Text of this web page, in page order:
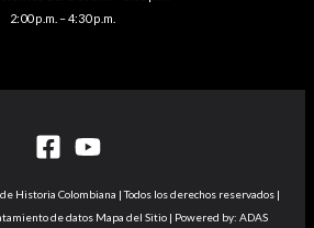
2:00 p.m. – 4:30 p.m.
Historia Colombiana | Todos los derechos reservados |
de datos Mapa del Sitio | Powered by: ADAS